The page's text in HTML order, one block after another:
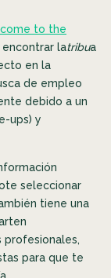
to the
latribua
en la
de empleo
debido a un
ups) y
seleccionar
tiene una
para que te